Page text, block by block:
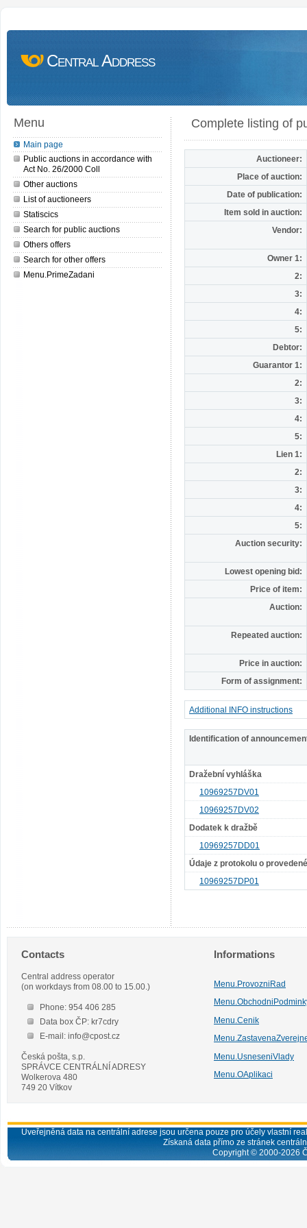
Central Address
Menu
Main page
Public auctions in accordance with
Act No. 26/2000 Coll
Other auctions
List of auctioneers
Statiscics
Search for public auctions
Others offers
Search for other offers
Menu.PrimeZadani
Complete listing of
Auctioneer:
Place of auction:
Date of publication:
Item sold in auction:
Vendor:
Owner 1:
2:
3:
4:
5:
Debtor:
Guarantor 1:
2:
3:
4:
5:
Lien 1:
2:
3:
4:
5:
Auction security:
Lowest opening bid:
Price of item:
Auction:
Repeated auction:
Price in auction:
Form of assignment:
Additional INFO instructions
Identification of
Dražební vyhláška
10969257DV01
10969257DV02
Dodatek k dražbě
10969257DD01
Údaje z protokolu o
10969257DP01
Contacts
Central address operator
(on workdays from 08.00 to 15.00.)
Phone: 954 406 285
Data box ČP: kr7cdry
E-mail: info@cpost.cz
Česká pošta, s.p.
SPRÁVCE CENTRÁLNÍ ADRESY
Wolkerova 480
749 20 Vítkov
Informations
Menu.ProvozniRad
Menu.Cenik
Menu.UsneseniVlady
Menu.OAplikaci
Uveřejněná data na centrální adrese jsou určena pouze pro účely vlastní
Získaná data přímo ze stránek
Copyright © 2000-2026